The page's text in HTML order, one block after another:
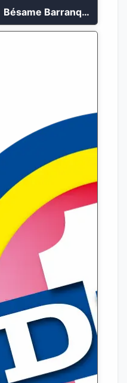
Bésame Barranquilla en vivo 88.6 FM